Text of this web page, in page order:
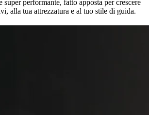
super performante, fatto apposta per crescere
alla tua attrezzatura e al tuo stile di guida.